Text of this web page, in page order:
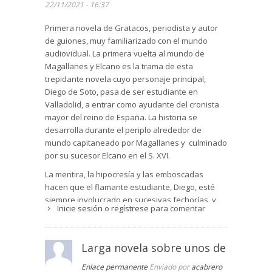
los dos océanos por debajo de Argentina. Pero
ese paso nadie lo había visto. Las cartas de
navegación marítima existentes hasta aquel
1518 terminaban en la desembocadura del río de
la Plata. Para entonces las cinco naves ya habían
empezado a sufrir los estragos del invierno y se
vieron obligados a detenerse, en espera de la
primavera, en el puerto de lo que hoy es San
Julián, no lejos del cabo Hornos.
Fue por entonces cuando el motín de los otros
cuatro capitanes de nave estalló y Magallanes
tuvo que afrontarlo con energía. Uno de los
capitanes fue condenado y ejecutado. Otro, Juan
de Cartagena, abandonado en tierra a su suerte.
Cuando parecía que el sosiego había retornado
a la expedición, cuando por fin el paso había
alimentos, desertó y se volvió a Sevilla en la
oscuridad de la noche.
22/11/2021 - 16:37
Primera novela de Gratacos, periodista y autor
de guiones, muy familiarizado con el mundo
audiovidual. La primera vuelta al mundo de
Magallanes y Elcano es la trama de esta
trepidante novela cuyo personaje principal,
Diego de Soto, pasa de ser estudiante en
Valladolid, a entrar como ayudante del cronista
mayor del reino de España. La historia se
desarrolla durante el periplo alrededor de
mundo capitaneado por Magallanes y culminado
por su sucesor Elcano en el S. XVI.
La mentira, la hipocresía y las emboscadas
hacen que el flamante estudiante, Diego, esté
siempre involucrado en sucesivas fechorías y
trampas, propiciadas continuamente por
personajes relevantes del gobierno de España
que no quieren que saque a la luz la verdad de
lo ocurrido en ese trascendental viaje. Parece
que todos desde Valladolid, sede de la corte en
Inicie sesión o regístrese para comentar
Larga novela sobre unos de
Enlace permanente Enviado poracabrero